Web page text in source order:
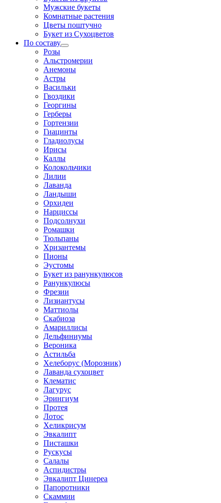
Мужские букеты
Комнатные растения
Цветы поштучно
Букет из Сухоцветов
По составу
Розы
Альстромерии
Анемоны
Астры
Васильки
Гвоздики
Георгины
Герберы
Гортензии
Гиацинты
Гладиолусы
Ирисы
Каллы
Колокольчики
Лилии
Лаванда
Ландыши
Орхидеи
Нарциссы
Подсолнухи
Ромашки
Тюльпаны
Хризантемы
Пионы
Эустомы
Букет из ранункулюсов
Ранункулюсы
Фрезии
Лизиантусы
Маттиолы
Скабиоза
Амариллисы
Дельфиниумы
Вероника
Астильба
Хелеборус (Морозник)
Лаванда сухоцвет
Клематис
Лагурус
Эрингиум
Протея
Лотос
Хеликрисум
Эвкалипт
Писташки
Рускусы
Салалы
Аспидистры
Эвкалипт Цинереа
Папоротники
Скаммии